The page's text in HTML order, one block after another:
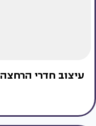
עיצוב חדרי הרחצה